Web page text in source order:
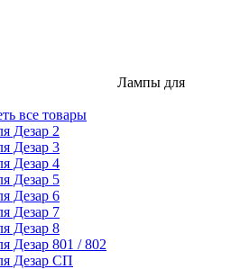
Лампы для
все товары
Дезар 2
Дезар 3
Дезар 4
Дезар 5
Дезар 6
Дезар 7
Дезар 8
Дезар 801 / 802
Дезар СП